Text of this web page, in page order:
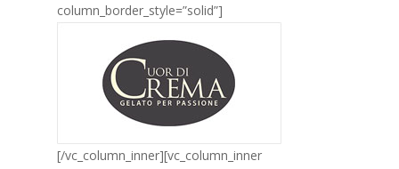
column_border_style=”solid”]
[/vc_column_inner][vc_column_inner